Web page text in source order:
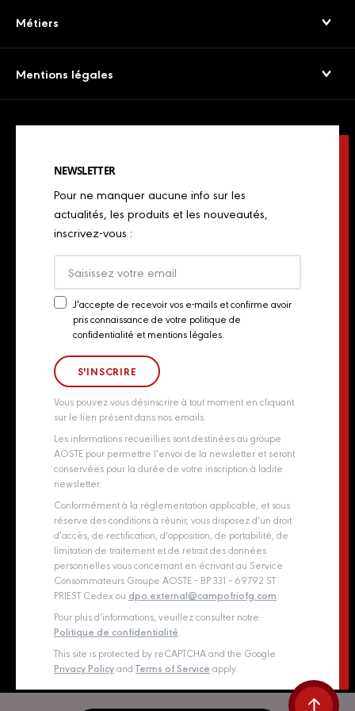
Service consommateurs
Presse
Export
Saucissons Secs
Jambons cuits & volailles
Spécialités italiennes
Chiffonnades
Métiers
Mentions légales
Politique de Cookies
Actualités
Groupe Aoste
NEWSLETTER
Pour ne manquer aucune info sur les
actualités, les produits et les nouveautés,
inscrivez-vous :
Newsletter
Consent
J'accepte de recevoir vos e-mails et confirme avoir
pris connaissance de votre politique de
confidentialité et mentions légales.
Vous pouvez vous désinscrire à tout moment en cliquant
sur le lien présent dans nos emails.
Les informations recueillies sont destinées au groupe
AOSTE pour permettre l'envoi de la newsletter et seront
conservées pour la durée de votre inscription à ladite
newsletter.
Conformément à la réglementation applicable, et sous
réserve des conditions à réunir, vous disposez d'un droit
d'accès, de rectification, d'opposition, de portabilité, de
limitation de traitement et de retrait des données
personnelles vous concernant en écrivant au Service
Consommateurs Groupe AOSTE – BP 331 – 69792 ST
PRIEST Cedex ou dpo.external@campofriofg.com
Pour plus d'informations, veuillez consulter notre
Politique de confidentialité
This site is protected by reCAPTCHA and the Google
Privacy Policyand Terms of Service apply.